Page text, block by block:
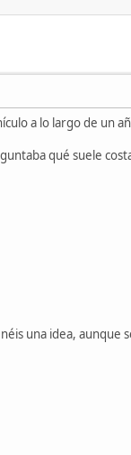
a lo largo de un
qué suele
una idea, aunque